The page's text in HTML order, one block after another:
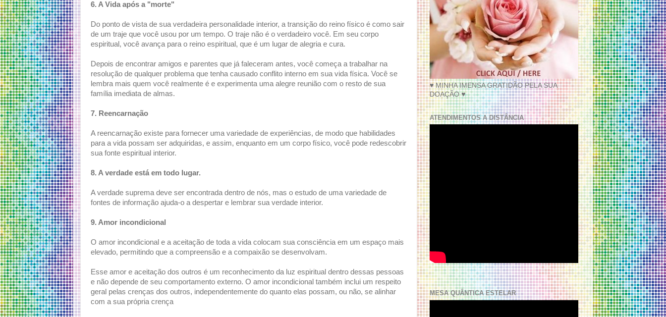
6. A Vida após a "morte"
Do ponto de vista de sua verdadeira personalidade interior, a transição do reino físico é como sair
de um traje que você usou por um tempo. O traje não é o verdadeiro você. Em seu corpo
espiritual, você avança para o reino espiritual, que é um lugar de alegria e cura.
Depois de encontrar amigos e parentes que já faleceram antes, você começa a trabalhar na
resolução de qualquer problema que tenha causado conflito interno em sua vida física. Você se
lembra mais quem você realmente é e experimenta uma alegre reunião com o resto de sua
família imediata de almas.
7. Reencarnação
A reencarnação existe para fornecer uma variedade de experiências, de modo que habilidades
para a vida possam ser adquiridas, e assim, enquanto em um corpo físico, você pode redescobrir
sua fonte espiritual interior.
8. A verdade está em todo lugar.
A verdade suprema deve ser encontrada dentro de nós, mas o estudo de uma variedade de
fontes de informação ajuda-o a despertar e lembrar sua verdade interior.
9. Amor incondicional
O amor incondicional e a aceitação de toda a vida colocam sua consciência em um espaço mais
elevado, permitindo que a compreensão e a compaixão se desenvolvam.
Esse amor e aceitação dos outros é um reconhecimento da luz espiritual dentro dessas pessoas
e não depende de seu comportamento externo. O amor incondicional também inclui um respeito
geral pelas crenças dos outros, independentemente do quanto elas possam, ou não, se alinhar
com a sua própria crença
♥ MINHA IMENSA GRATIDÃO PELA SUA
DOAÇÃO ♥
ATENDIMENTOS A DISTÂNCIA
MESA QUÂNTICA ESTELAR